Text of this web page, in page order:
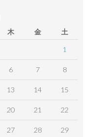
木 金 土
1
6 7 8
13 14 15
20 21 22
27 28 29